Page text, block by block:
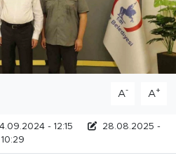
A- A+
- 12:15
28.08.2025 -
10:29